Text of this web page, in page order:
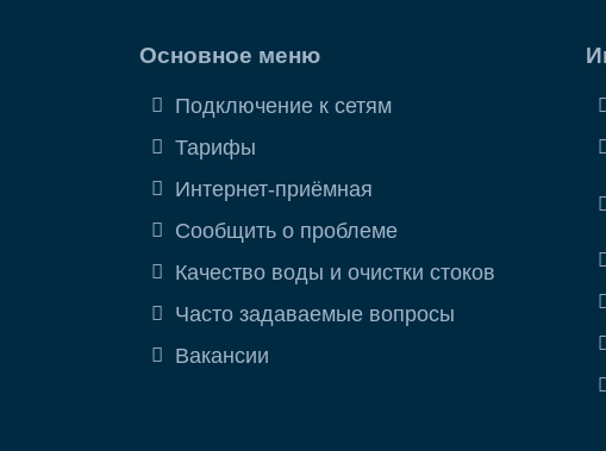
Основное меню
Подключение к сетям
Тарифы
Интернет-приёмная
Сообщить о проблеме
Качество воды и очистки стоков
Часто задаваемые вопросы
Вакансии